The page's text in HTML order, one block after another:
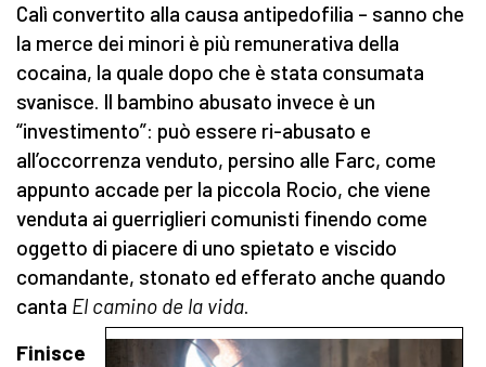
Calì convertito alla causa antipedofilia – sanno che
la merce dei minori è più remunerativa della
cocaina, la quale dopo che è stata consumata
svanisce. Il bambino abusato invece è un
“investimento”: può essere ri-abusato e
all’occorrenza venduto, persino alle Farc, come
appunto accade per la piccola Rocio, che viene
venduta ai guerriglieri comunisti finendo come
oggetto di piacere di uno spietato e viscido
comandante, stonato ed efferato anche quando
canta El camino de la vida.
Finisce